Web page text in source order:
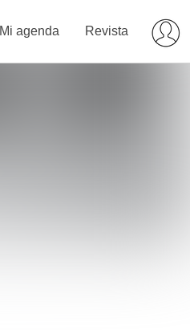
Mi agenda Revista